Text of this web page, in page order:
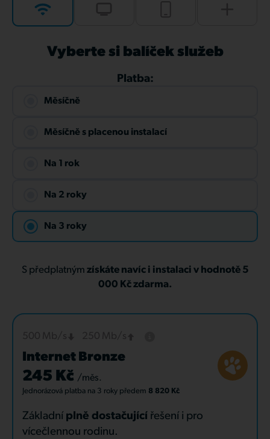
Vyberte si balíček služeb
Platba:
Měsíčně
Měsíčně s placenou instalací
Na 1 rok
Na 2 roky
Na 3 roky
S předplatným získáte navíc i instalaci v hodnotě 5
000 Kč zdarma.
Internet Bronze
245 Kč /měs.
Jednorázová platba na 3 roky předem 8 820 Kč
Základní plně dostačující řešení i pro
vícečlennou rodinu.